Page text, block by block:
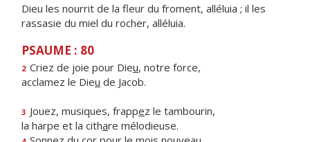
Dieu les nourrit de la fleur du froment, alléluia ; il les
rassasie du miel du rocher, alléluia.
PSAUME : 80
2 Criez de joie pour Dieu, notre force,
acclamez le Dieu de Jacob.
3 Jouez, musiques, frappez le tambourin,
la harpe et la cithare mélodieuse.